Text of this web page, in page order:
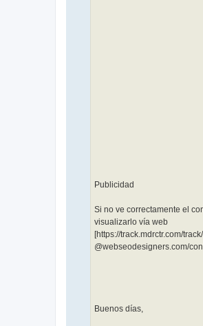
Publicidad
Si no ve correctamente el
visualizarlo vía web
[https://track.mdrctr.com/
@webseodesigners.com/
Buenos días,